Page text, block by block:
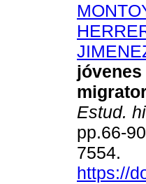
Estud.
pp.66-
7554.
https://